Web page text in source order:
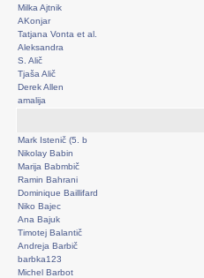
Milka Ajtnik
AKonjar
Tatjana Vonta et al.
Aleksandra
S. Alič
Tjaša Alič
Derek Allen
amalija
Mark Istenič (5. b
Nikolay Babin
Marija Babmbič
Ramin Bahrani
Dominique Baillifard
Niko Bajec
Ana Bajuk
Timotej Balantič
Andreja Barbič
barbka123
Michel Barbot